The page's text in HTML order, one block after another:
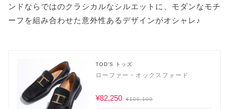
ンドならではのクラシカルなシルエットに、モダンなモチ
ーフを組み合わせた意外性あるデザインがオシャレ♪
TOD'S トッズ
ローファー・オックスフォード
¥82,250 ¥100,100